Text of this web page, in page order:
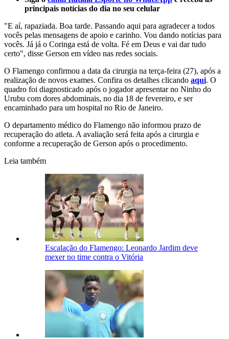
principais notícias do dia no seu celular
"E aí, rapaziada. Boa tarde. Passando aqui para agradecer a todos
vocês pelas mensagens de apoio e carinho. Vou dando notícias para
vocês. Já já o Coringa está de volta. Fé em Deus e vai dar tudo
certo", disse Gerson em vídeo nas redes sociais.
O Flamengo confirmou a data da cirurgia na terça-feira (27), após a
realização de novos exames. Confira os detalhes clicando aqui. O
quadro foi diagnosticado após o jogador apresentar no Ninho do
Urubu com dores abdominais, no dia 18 de fevereiro, e ser
encaminhado para um hospital no Rio de Janeiro.
O departamento médico do Flamengo não informou prazo de
recuperação do atleta. A avaliação será feita após a cirurgia e
conforme a recuperação de Gerson após o procedimento.
Leia também
Escalação do Flamengo: Leonardo Jardim deve
mexer no time contra o Vitória